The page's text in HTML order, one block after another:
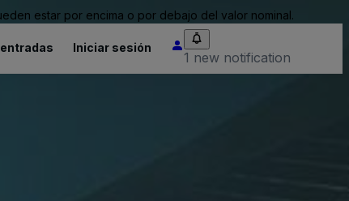
estar por encima o por debajo del valor nominal.
Iniciar sesión
1 new notification